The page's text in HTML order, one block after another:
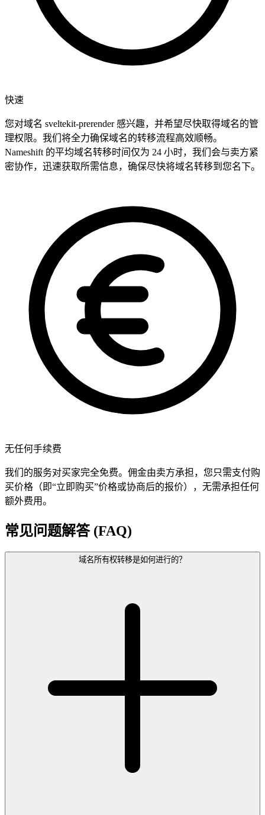
快速
您对域名 sveltekit-prerender 感兴趣，并希望尽快取得域名的管
理权限。我们将全力确保域名的转移流程高效顺畅。
Nameshift 的平均域名转移时间仅为 24 小时，我们会与卖方紧
密协作，迅速获取所需信息，确保尽快将域名转移到您名下。
无任何手续费
我们的服务对买家完全免费。佣金由卖方承担，您只需支付购
买价格（即“立即购买”价格或协商后的报价），无需承担任何
额外费用。
常见问题解答 (FAQ)
域名所有权转移是如何进行的？